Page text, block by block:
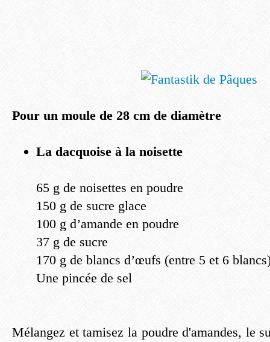
Pour un moule de 28 cm de diamètre
La dacquoise à la noisette
65 g de noisettes en poudre
150 g de sucre glace
100 g d’amande en poudre
37 g de sucre
170 g de blancs d’œufs (entre 5 et 6
Une pincée de sel
Mélangez et tamisez la poudre d'amandes, le